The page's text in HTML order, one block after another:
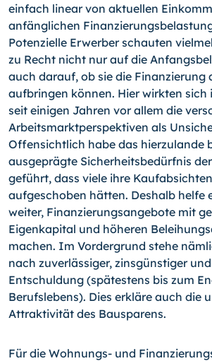
einfach linear von aktuellen
anfänglichen
Potenzielle Erwerber schauten
zu Recht nicht nur auf die
auch darauf, ob sie die Finanzierung
aufbringen können. Hier wirkten sich
seit einigen Jahren vor allem die
Arbeitsmarktperspektiven als
Offensichtlich habe das hierzulande
ausgeprägte Sicherheitsbedürfnis
geführt, dass viele ihre
aufgeschoben hätten. Deshalb helfe
weiter, Finanzierungsangebote mit
Eigenkapital und höheren
machen. Im Vordergrund stehe
nach zuverlässiger, zinsgünstiger
Entschuldung (spätestens bis zum
Berufslebens). Dies erkläre auch die
Attraktivität des Bausparens.
Für die Wohnungs- und